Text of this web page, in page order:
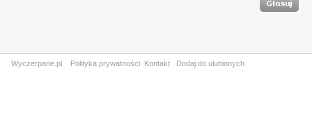
Wyczerpane.pl Polityka prywatności Kontakt Dodaj do ulubionych